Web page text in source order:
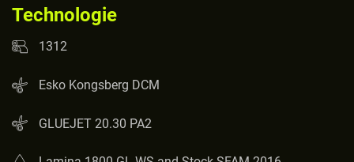
Technologie
1312
Esko Kongsberg DCM
GLUEJET 20.30 PA2